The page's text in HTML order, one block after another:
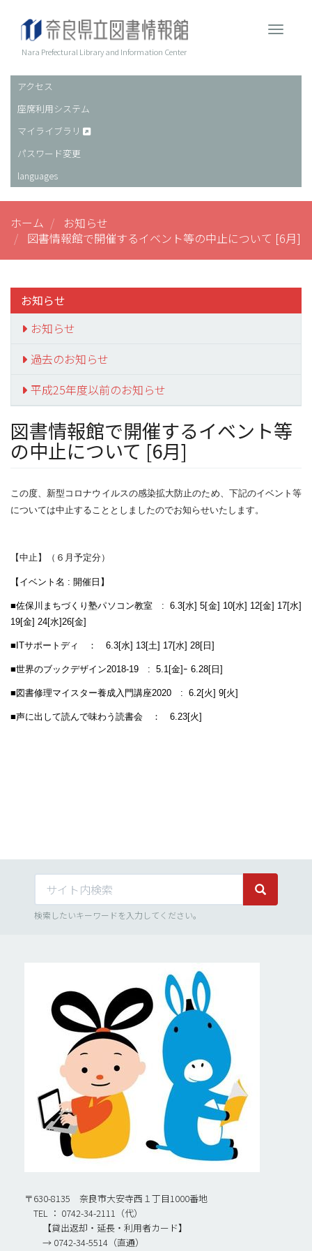
Nara Prefectural Library and Information Center
ヘ
ッ
ダ
ー
アクセス
座席利用システム
マイライブラリ
パスワード変更
languages
ホーム
お知らせ
図書情報館で開催するイベント等の中止について [6月]
お知らせ
お知らせ
過去のお知らせ
平成25年度以前のお知らせ
図書情報館で開催するイベント等
の中止について [6月]
この度、新型コロナウイルスの感染拡大防止のため、下記のイベント等
については中止することとしましたのでお知らせいたします。
【中止】（６月予定分）
【イベント名 : 開催日】
■佐保川まちづくり塾パソコン教室 : 6.3[水] 5[金] 10[水] 12[金] 17[水]
19[金] 24[水]26[金]
■ITサポートディ ： 6.3[水] 13[土] 17[水] 28[日]
■世界のブックデザイン2018-19 : 5.1[金]ｰ 6.28[日]
■図書修理マイスター養成入門講座2020 : 6.2[火] 9[火]
■声に出して読んで味わう読書会 ： 6.23[火]
サイト内検索 サイト内
検索したいキーワードを入力してください。
〒630-8135 奈良市大安寺西１丁目1000番地
TEL ： 0742-34-2111（代）
【貸出返却・延長・利用者カード】
→ 0742-34-5514（直通）